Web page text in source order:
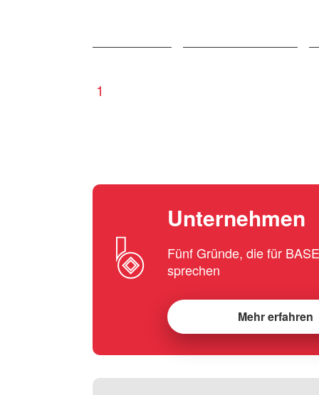
1
Unternehmen
Fünf Gründe, die für
sprechen
Mehr erfahren